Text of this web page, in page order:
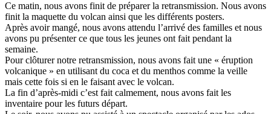
Ce matin, nous avons finit de préparer la retransmission. Nous avons
finit la maquette du volcan ainsi que les différents posters.
Après avoir mangé, nous avons attendu l’arrivé des familles et nous
avons pu présenter ce que tous les jeunes ont fait pendant la
semaine.
Pour clôturer notre retransmission, nous avons fait une « éruption
volcanique » en utilisant du coca et du menthos comme la veille
mais cette fois si en le faisant avec le volcan.
La fin d’après-midi c’est fait calmement, nous avons fait les
inventaire pour les futurs départ.